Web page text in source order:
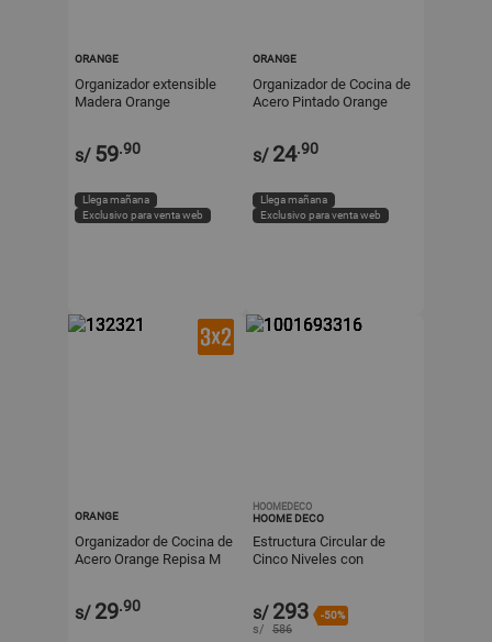
ORANGE
Organizador extensible
Madera Orange
s/ 59.90
Llega mañana
Exclusivo para venta web
ORANGE
Organizador de Cocina de
Acero Pintado Orange
s/ 24.90
Llega mañana
Exclusivo para venta web
ORANGE
Organizador de Cocina de
Acero Orange Repisa M
s/ 29.90
HOOMEDECO
HOOME DECO
Estructura Circular de
Cinco Niveles con
s/ 293 -50%
s/ 586